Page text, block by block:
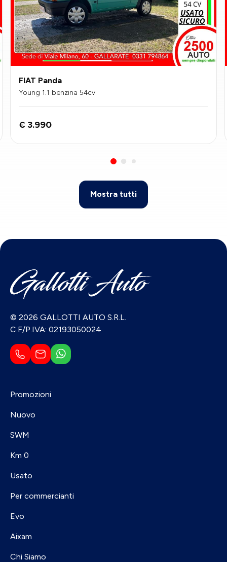
FIAT Panda
Young 1.1 benzina 54cv
€ 3.990
Mostra tutti
© 2026 GALLOTTI AUTO S.R.L.
C.F/P.IVA: 02193050024
Promozioni
Nuovo
SWM
Km 0
Usato
Per commercianti
Evo
Aixam
Chi Siamo